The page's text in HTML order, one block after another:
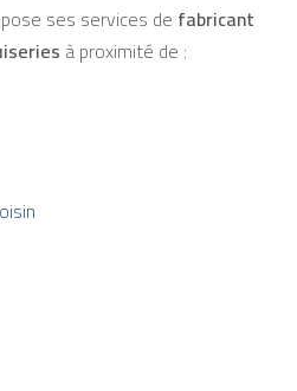
ses services de fabricant
à proximité de :